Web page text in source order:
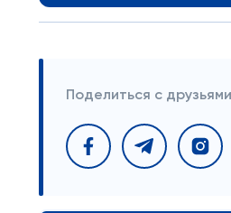
Поделиться с друзьями